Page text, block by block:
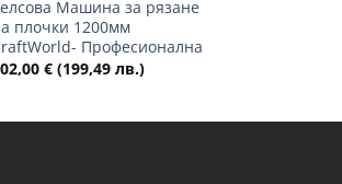
Машина за рязане
плочки 1200мм
Професионална
€ (199,49 лв.)